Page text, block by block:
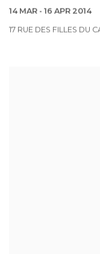
14 MAR - 16 APR 2014
17 RUE DES FILLES DU